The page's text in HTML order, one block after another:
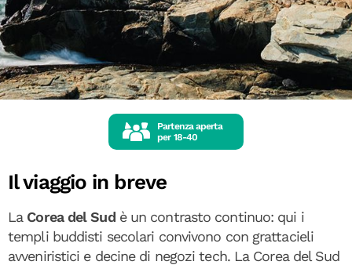
Partenza aperta
per 18-40
Il viaggio in breve
La Corea del Sudè un contrasto continuo: qui i
templi buddisti secolari convivono con grattacieli
avveniristici e decine di negozi tech. La Corea del Sud